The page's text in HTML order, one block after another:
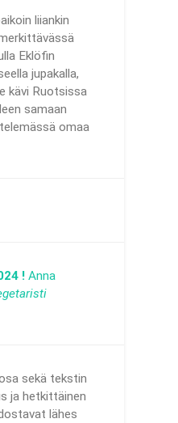
liiankin
Eklöfin
jupakalla,
kävi Ruotsissa
samaan
omaa
! Anna
sekä tekstin
ja hetkittäinen
lähes